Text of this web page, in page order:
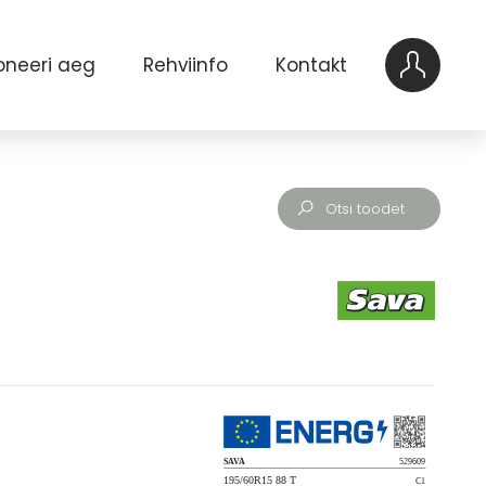
aeg Rehviinfo Kontakt